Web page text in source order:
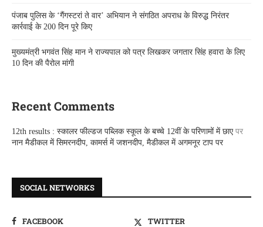
पंजाब पुलिस के ‘गैंगस्टरां ते वार’ अभियान ने संगठित अपराध के विरुद्ध निरंतर
कार्रवाई के 200 दिन पूरे किए
मुख्यमंत्री भगवंत सिंह मान ने राज्यपाल को पत्र लिखकर जगतार सिंह हवारा के लिए
10 दिन की पैरोल मांगी
Recent Comments
12th results : स्कालर फील्डज पब्लिक स्कूल के बच्चे 12वीं के परिणामों में छाएपर
नान मैडीकल में सिमरनदीप, कामर्स में जशनदीप, मैडीकल में अगमनूर टाप पर
SOCIAL NETWORKS
FACEBOOK
TWITTER